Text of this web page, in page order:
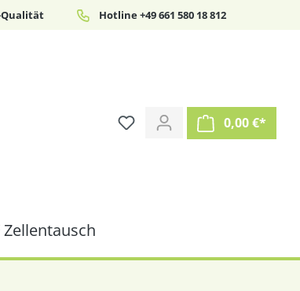
Qualität Hotline +49 661 580 18 812
0,00 €*